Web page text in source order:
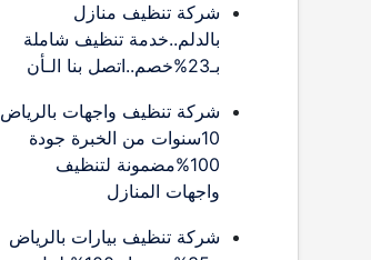
شركة تنظيف منازل
بالدلم..خدمة تنظيف شاملة
بـ23%خصم..اتصل بنا الـأن
شركة تنظيف واجهات بالرياض
10سنوات من الخبرة جودة
100%مضمونة لتنظيف
واجهات المنازل
شركة تنظيف بيارات بالرياض